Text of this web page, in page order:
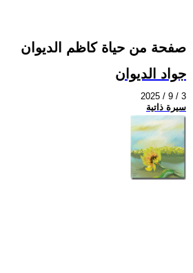
صفحة من حياة كاظم الديوان
جواد الديوان
2025 / 9 / 3
سيرة ذاتية